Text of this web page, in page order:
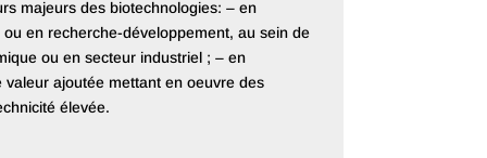
majeurs des biotechnologies: – en
en recherche-développement, au sein de
ou en secteur industriel ; – en
ajoutée mettant en oeuvre des
élevée.